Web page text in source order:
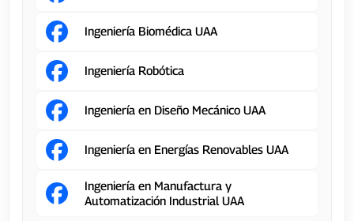
Ingeniería Biomédica UAA
Ingeniería Robótica
Ingeniería en Diseño Mecánico UAA
Ingeniería en Energías Renovables UAA
Ingeniería en Manufactura y
Automatización Industrial UAA